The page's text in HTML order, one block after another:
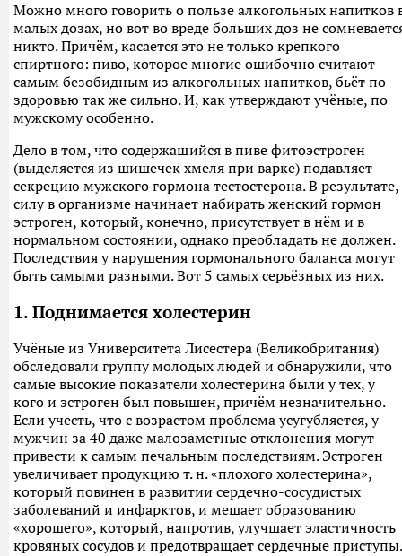
Можно много говорить о пользе алкогольных напитков
малых дозах, но вот во вреде больших доз не
никто. Причём, касается это не только крепкого
спиртного: пиво, которое многие ошибочно считают
самым безобидным из алкогольных напитков, бьёт по
здоровью так же сильно. И, как утверждают учёные, по
мужскому особенно.
Дело в том, что содержащийся в пиве фитоэстроген
(выделяется из шишечек хмеля при варке) подавляет
секрецию мужского гормона тестостерона. В результате,
силу в организме начинает набирать женский гормон
эстроген, который, конечно, присутствует в нём и в
нормальном состоянии, однако преобладать не должен.
Последствия у нарушения гормонального баланса могут
быть самыми разными. Вот 5 самых серьёзных из них.
1. Поднимается холестерин
Учёные из Университета Лисестера (Великобритания)
обследовали группу молодых людей и обнаружили, что
самые высокие показатели холестерина были у тех, у
кого и эстроген был повышен, причём незначительно.
Если учесть, что с возрастом проблема усугубляется, у
мужчин за 40 даже малозаметные отклонения могут
привести к самым печальным последствиям. Эстроген
увеличивает продукцию т. н. «плохого холестерина»,
который повинен в развитии сердечно-сосудистых
заболеваний и инфарктов, и мешает образованию
«хорошего», который, напротив, улучшает эластичность
кровяных сосудов и предотвращает сердечные приступы.